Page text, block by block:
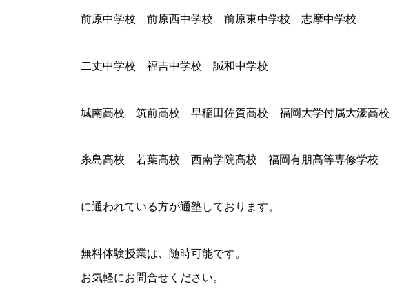
前原中学校 前原西中学校 前原東中学校 志摩中学校
二丈中学校 福吉中学校 誠和中学校
城南高校 筑前高校 早稲田佐賀高校 福岡大学付属大濠高校
糸島高校 若葉高校 西南学院高校 福岡有朋高等専修学校
に通われている方が通塾しております。
無料体験授業は、随時可能です。
お気軽にお問合せください。